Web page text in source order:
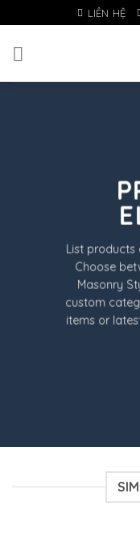
to
content
LIÊN HỆ
List products
Choose
Masonry
custom
items or